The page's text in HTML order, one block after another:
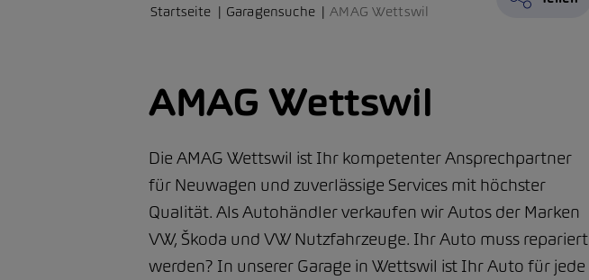
Startseite Garagensuche AMAG Wettswil
AMAG Wettswil
Die AMAG Wettswil ist Ihr kompetenter Ansprechpartner
für Neuwagen und zuverlässige Services mit höchster
Qualität. Als Autohändler verkaufen wir Autos der Marken
VW, Škoda und VW Nutzfahrzeuge. Ihr Auto muss repariert
werden? In unserer Garage in Wettswil ist Ihr Auto für jede